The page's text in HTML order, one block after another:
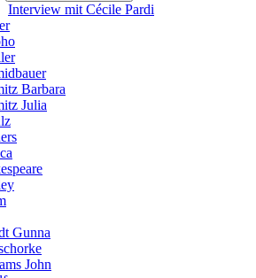
Interview mit Cécile Pardi
Barbara
Julia
Gunna
John